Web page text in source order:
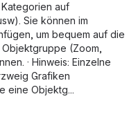
auf
Sie können im
um bequem auf die
(Zoom,
· Hinweis: Einzelne
Grafiken
eine Objektg...